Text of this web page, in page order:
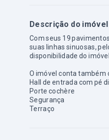
Descrição do imóvel
Com seus 19
suas linhas sinuosas,
disponibilidade do
O imóvel conta também
Hall de entrada com pé
Porte cochère
Segurança
Terraço